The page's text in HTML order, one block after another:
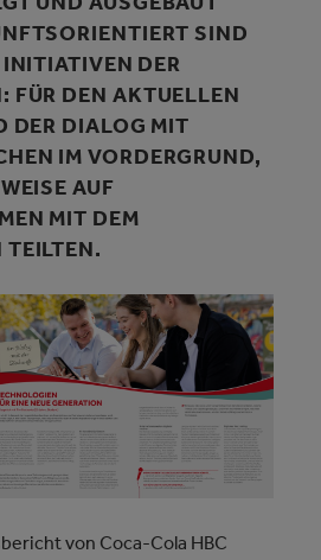
SIND
DER
FÜR DEN AKTUELLEN
DER DIALOG MIT
IM VORDERGRUND,
AUF
MIT DEM
TEILTEN.
von Coca-Cola HBC